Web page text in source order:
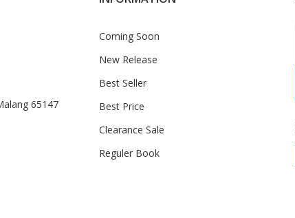
65147
Coming Soon
New Release
Best Seller
Best Price
Clearance Sale
Reguler Book